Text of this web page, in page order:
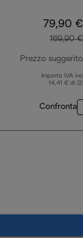
79,90 €
169,90 €
Prezzo suggerito
Importo IVA
14,41 € di
Confronta